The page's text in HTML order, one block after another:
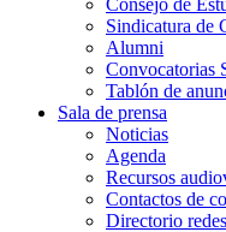
Sindicatura de
Alumni
Convocatorias
Tablón de
Sala de prensa
Noticias
Agenda
Recursos
Contactos de
Directorio